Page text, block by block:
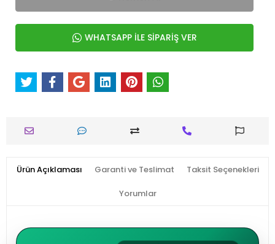
WHATSAPP İLE SİPARİŞ VER
Ürün Açıklaması Garanti ve Teslimat Taksit Seçenekleri
Yorumlar